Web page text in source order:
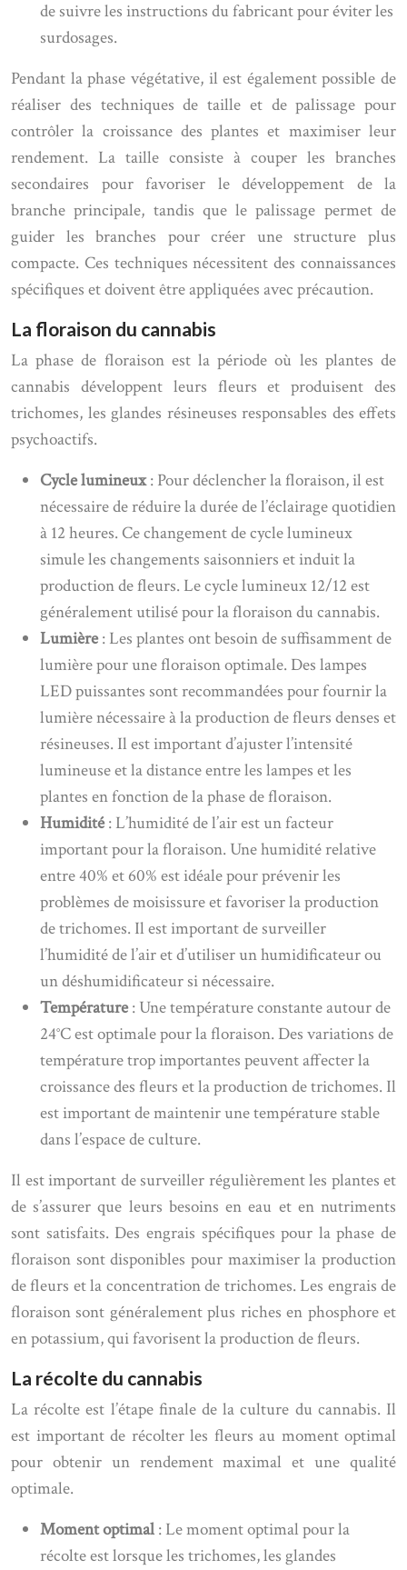
de suivre les instructions du fabricant pour éviter les
surdosages.
Pendant la phase végétative, il est également possible de
réaliser des techniques de taille et de palissage pour
contrôler la croissance des plantes et maximiser leur
rendement. La taille consiste à couper les branches
secondaires pour favoriser le développement de la
branche principale, tandis que le palissage permet de
guider les branches pour créer une structure plus
compacte. Ces techniques nécessitent des connaissances
spécifiques et doivent être appliquées avec précaution.
La floraison du cannabis
La phase de floraison est la période où les plantes de
cannabis développent leurs fleurs et produisent des
trichomes, les glandes résineuses responsables des effets
psychoactifs.
Cycle lumineux: Pour déclencher la floraison, il est
nécessaire de réduire la durée de l’éclairage quotidien
à 12 heures. Ce changement de cycle lumineux
simule les changements saisonniers et induit la
production de fleurs. Le cycle lumineux 12/12 est
généralement utilisé pour la floraison du cannabis.
Lumière: Les plantes ont besoin de suffisamment de
lumière pour une floraison optimale. Des lampes
LED puissantes sont recommandées pour fournir la
lumière nécessaire à la production de fleurs denses et
résineuses. Il est important d’ajuster l’intensité
lumineuse et la distance entre les lampes et les
plantes en fonction de la phase de floraison.
Humidité: L’humidité de l’air est un facteur
important pour la floraison. Une humidité relative
entre 40% et 60% est idéale pour prévenir les
problèmes de moisissure et favoriser la production
de trichomes. Il est important de surveiller
l’humidité de l’air et d’utiliser un humidificateur ou
un déshumidificateur si nécessaire.
Température: Une température constante autour de
24°C est optimale pour la floraison. Des variations de
température trop importantes peuvent affecter la
croissance des fleurs et la production de trichomes. Il
est important de maintenir une température stable
dans l’espace de culture.
Il est important de surveiller régulièrement les plantes et
de s’assurer que leurs besoins en eau et en nutriments
sont satisfaits. Des engrais spécifiques pour la phase de
floraison sont disponibles pour maximiser la production
de fleurs et la concentration de trichomes. Les engrais de
floraison sont généralement plus riches en phosphore et
en potassium, qui favorisent la production de fleurs.
La récolte du cannabis
La récolte est l’étape finale de la culture du cannabis. Il
est important de récolter les fleurs au moment optimal
pour obtenir un rendement maximal et une qualité
optimale.
Moment optimal : Le moment optimal pour la
récolte est lorsque les trichomes, les glandes